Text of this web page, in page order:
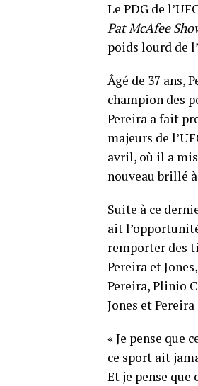
Le PDG de
Pat McAfee
poids lourd de
Âgé de 37 ans,
champion des
Pereira a fait
majeurs de
avril, où il a
nouveau brillé
Suite à ce
ait
remporter des
Pereira et
Pereira, Plinio
Jones et
« Je pense que
ce sport ait
Et je pense que